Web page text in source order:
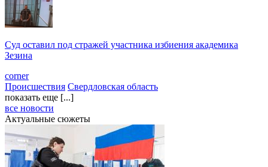
Суд оставил под стражей участника избиения академика
Зезина
corner
Происшествия Свердловская область
показать еще [...]
все новости
Актуальные сюжеты